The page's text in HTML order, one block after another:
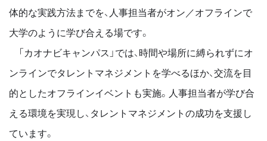
体的な実践方法までを、人事担当者がオン／オフラインで
大学のように学び合える場です。
「カオナビキャンパス」では、時間や場所に縛られずにオ
ンラインでタレントマネジメントを学べるほか、交流を目
的としたオフラインイベントも実施。人事担当者が学び合
える環境を実現し、タレントマネジメントの成功を支援し
ています。